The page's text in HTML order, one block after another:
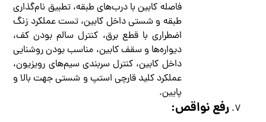
فاصله کابین با درب‌های طبقه، تطبیق نام‌گذاری
طبقه و شستی داخل کابین، تست عملکرد زنگ
اضطراری با قطع برق، کنترل سالم بودن کف،
دیواره‌ها و سقف کابین، مناسب بودن روشنایی
داخل کابین، کنترل سربندی سیم‌های رویزیون،
عملکرد کلید قارچی استپ و شستی جهت بالا و
پایین.
رفع نواقص: